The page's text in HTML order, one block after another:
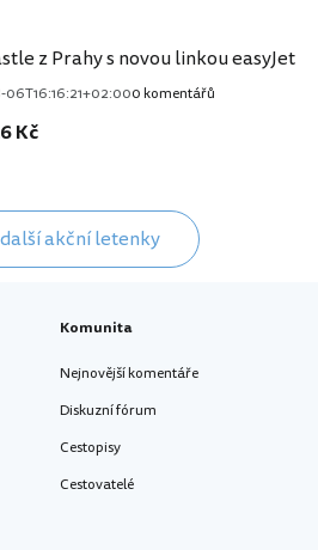
z Prahy s novou linkou easyJet
0 komentářů
Kč
akční letenky
Komunita
Nejnovější komentáře
Diskuzní fórum
Cestopisy
Cestovatelé